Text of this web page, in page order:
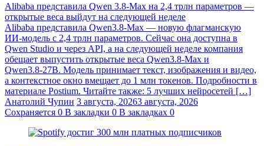
Alibaba представила Qwen 3.8‑Max на 2,4 трлн параметров —
открытые веса выйдут на следующей неделе
Alibaba представила Qwen3.8‑Max — новую флагманскую
ИИ-модель с 2,4 трлн параметров. Сейчас она доступна в
Qwen Studio и через API, а на следующей неделе компания
обещает выпустить открытые веса Qwen3.8‑Max и
Qwen3.8‑27B. Модель принимает текст, изображения и видео,
а контекстное окно вмещает до 1 млн токенов. Подробности в
материале Postium. Читайте также: 5 лучших нейросетей […]
Анатолий Чупин 3 августа, 20263 августа, 2026
Сохраняется 0 В закладки 0 В закладках 0